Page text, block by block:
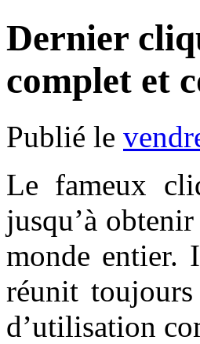
Dernier
complet et
Publié le
Le fameux
jusqu’à
monde entier.
réunit
d’utilisation